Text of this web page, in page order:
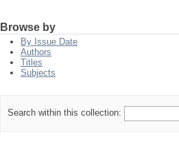
Browse by
By Issue Date
Authors
Titles
Subjects
Search within this collection: